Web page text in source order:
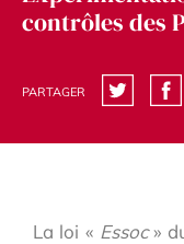
contrôles des
PARTAGER
La loi « Essoc»